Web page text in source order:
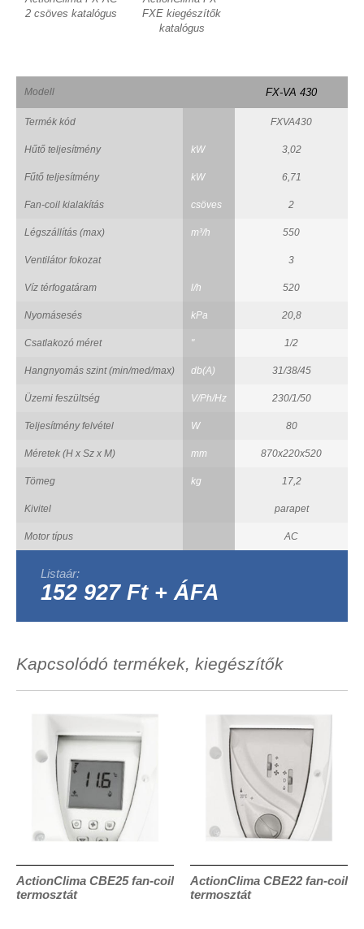
2 csöves katalógus
FXE kiegészítők
katalógus
Modell FX-VA 430
Termék kód FXVA430
Hűtő teljesítmény kW 3,02
Fűtő teljesítmény kW 6,71
Fan-coil kialakítás csöves 2
Légszállítás (max) m³/h 550
Ventilátor fokozat 3
Víz térfogatáram l/h 520
Nyomásesés kPa 20,8
Csatlakozó méret " 1/2
Hangnyomás szint (min/med/max) db(A) 31/38/45
Üzemi feszültség V/Ph/Hz 230/1/50
Teljesítmény felvétel W 80
Méretek (H x Sz x M) mm 870x220x520
Tömeg kg 17,2
Kivitel parapet
Motor típus AC
Listaár:
152 927 Ft + ÁFA
Kapcsolódó termékek, kiegészítők
ActionClima CBE25 fan-coil
termosztát
ActionClima CBE22 fan-coil
termosztát